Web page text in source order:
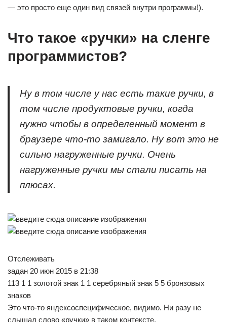
— это просто еще один вид связей внутри программы!).
Что такое «ручки» на сленге
программистов?
Ну в том числе у нас есть такие ручки, в
том числе продуктовые ручки, когда
нужно чтобы в определенный момент в
браузере что-то замигало. Ну вот это не
сильно нагруженные ручки. Очень
нагруженные ручки мы стали писать на
плюсах.
Отслеживать
задан 20 июн 2015 в 21:38
113 1 1 золотой знак 1 1 серебряный знак 5 5 бронзовых
знаков
Это что-то яндексоспецифическое, видимо. Ни разу не
слышал слово «ручки» в таком контексте.